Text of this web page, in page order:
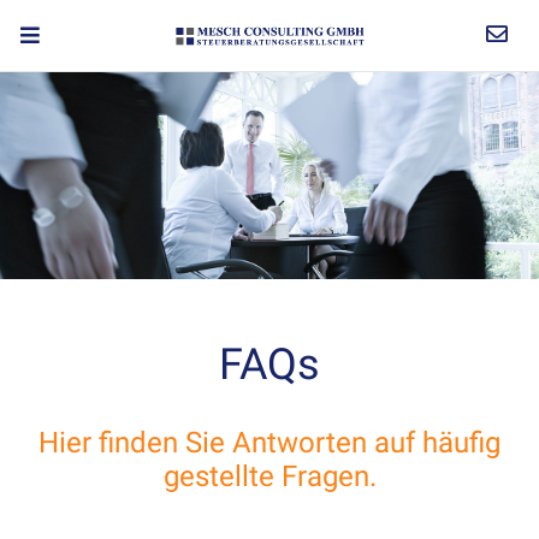
FAQs
Hier finden Sie Antworten auf häufig
gestellte Fragen.